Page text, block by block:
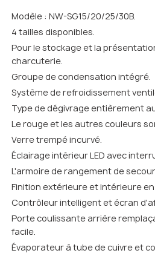
Modèle : NW-SG15/20/25/30B.
4 tailles disponibles.
Pour le stockage et la
charcuterie.
Groupe de condensation intégré.
Système de refroidissement
Type de dégivrage entièrement
Le rouge et les autres couleurs
Verre trempé incurvé.
Éclairage intérieur LED avec
L'armoire de rangement de
Finition extérieure et intérieure
Contrôleur intelligent et écran
Porte coulissante arrière
facile.
Évaporateur à tube de cuivre et